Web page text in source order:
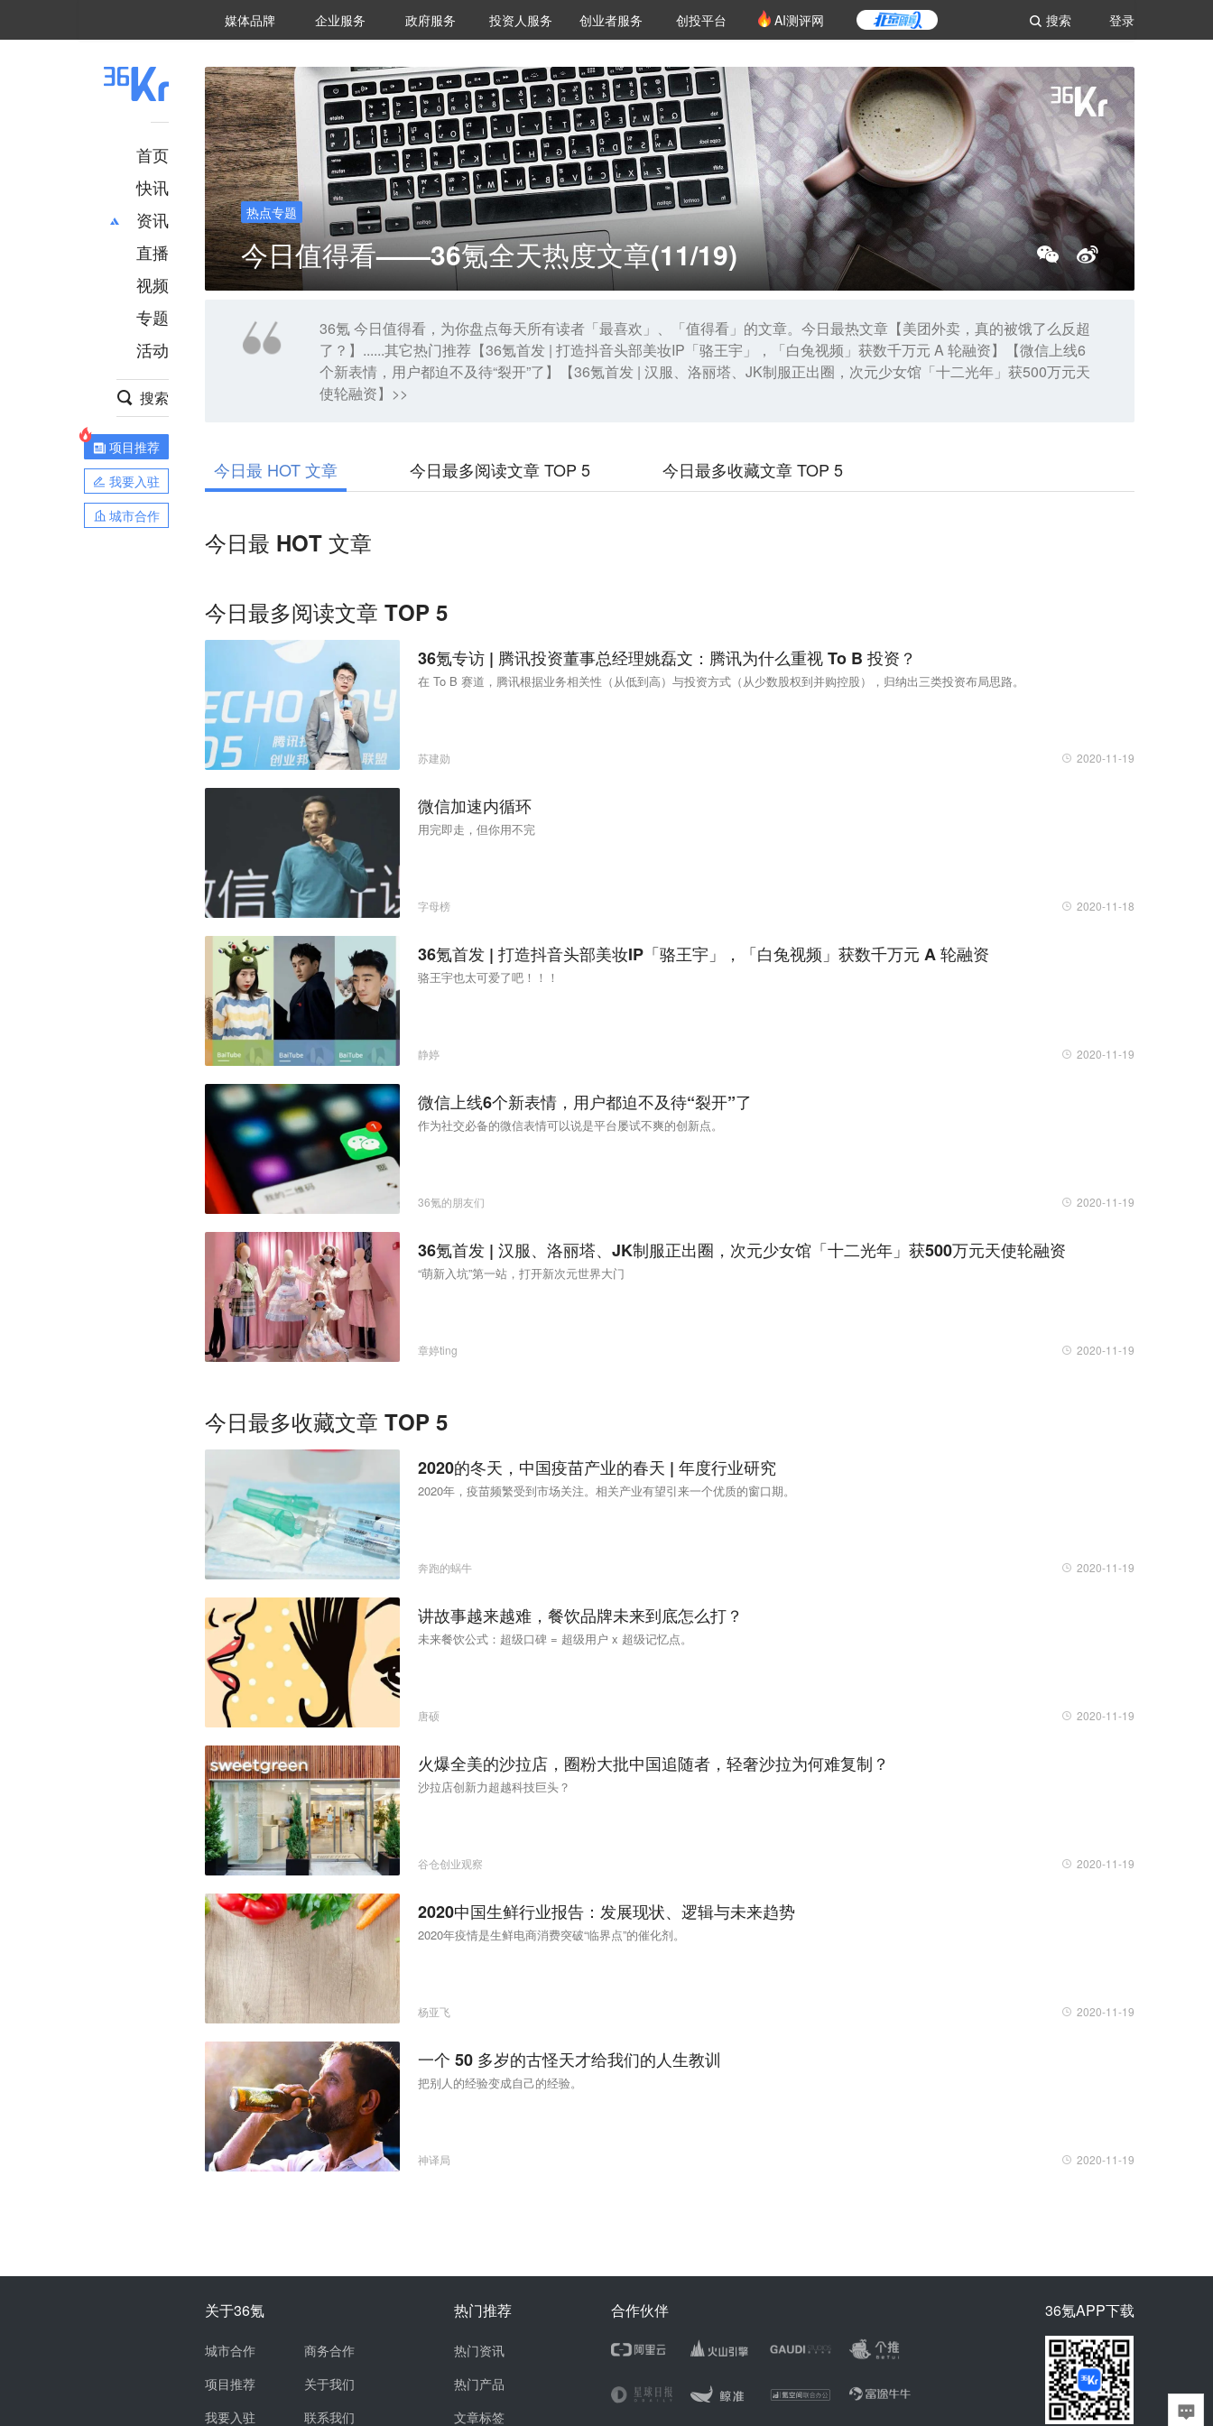
登录
搜索
媒体品牌 36Kr研究院
企业服务 城市之窗
政府服务 VClub投资机构库
投资机构职位推介
投资人服务 创投氪堂
创业者服务 创投平台 AI测评网
首页
快讯
资讯
推荐
财经
项目推荐
安徽
直播
视频
专题
活动
搜索
项目推荐
我要入驻
城市合作
热点专题
今日值得看——36氪全天热度文章(11/19)
36氪 今日值得看，为你盘点每天所有读者「最喜欢」、「值得看」的文章。今日最热文章【美团外卖，真的被饿了么反超
了？】......其它热门推荐【36氪首发 | 打造抖音头部美妆IP「骆王宇」，「白兔视频」获数千万元 A 轮融资】【微信上线6
个新表情，用户都迫不及待“裂开”了】【36氪首发 | 汉服、洛丽塔、JK制服正出圈，次元少女馆「十二光年」获500万元天
使轮融资】>>
今日最 HOT 文章 今日最多阅读文章 TOP 5 今日最多收藏文章 TOP 5
今日最 HOT 文章
今日最多阅读文章 TOP 5
36氪专访 | 腾讯投资董事总经理姚磊文：腾讯为什么重视 To B 投资？
在 To B 赛道，腾讯根据业务相关性（从低到高）与投资方式（从少数股权到并购控股），归纳出三类投资布局思路。
苏建勋 2020-11-19
微信加速内循环
用完即走，但你用不完
字母榜 2020-11-18
36氪首发 | 打造抖音头部美妆IP「骆王宇」，「白兔视频」获数千万元 A 轮融资
骆王宇也太可爱了吧！！！
静婷 2020-11-19
微信上线6个新表情，用户都迫不及待“裂开”了
作为社交必备的微信表情可以说是平台屡试不爽的创新点。
36氪的朋友们 2020-11-19
36氪首发 | 汉服、洛丽塔、JK制服正出圈，次元少女馆「十二光年」获500万元天使轮融资
“萌新入坑”第一站，打开新次元世界大门
章婷ting 2020-11-19
今日最多收藏文章 TOP 5
2020的冬天，中国疫苗产业的春天 | 年度行业研究
2020年，疫苗频繁受到市场关注。相关产业有望引来一个优质的窗口期。
奔跑的蜗牛 2020-11-19
讲故事越来越难，餐饮品牌未来到底怎么打？
未来餐饮公式：超级口碑 = 超级用户 x 超级记忆点。
唐硕 2020-11-19
火爆全美的沙拉店，圈粉大批中国追随者，轻奢沙拉为何难复制？
沙拉店创新力超越科技巨头？
谷仓创业观察 2020-11-19
2020中国生鲜行业报告：发展现状、逻辑与未来趋势
2020年疫情是生鲜电商消费突破“临界点”的催化剂。
杨亚飞 2020-11-19
一个 50 多岁的古怪天才给我们的人生教训
把别人的经验变成自己的经验。
神译局 2020-11-19
关于36氪
城市合作
项目推荐
我要入驻
商务合作
关于我们
联系我们
热门推荐
热门资讯
热门产品
文章标签
合作伙伴 36氪APP下载